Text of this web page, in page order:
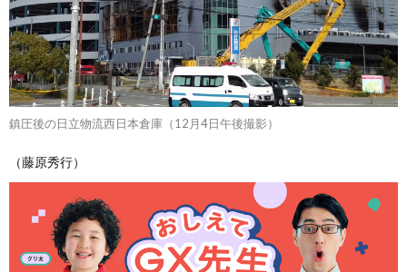
鎮圧後の日立物流西日本倉庫（12月4日午後撮影）
（藤原秀行）